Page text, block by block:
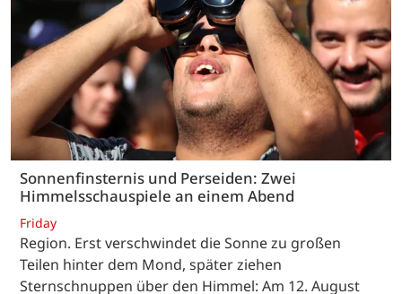
Sonnenfinsternis und Perseiden: Zwei
Himmelsschauspiele an einem Abend
Friday
Region. Erst verschwindet die Sonne zu großen
Teilen hinter dem Mond, später ziehen
Sternschnuppen über den Himmel: Am 12. August